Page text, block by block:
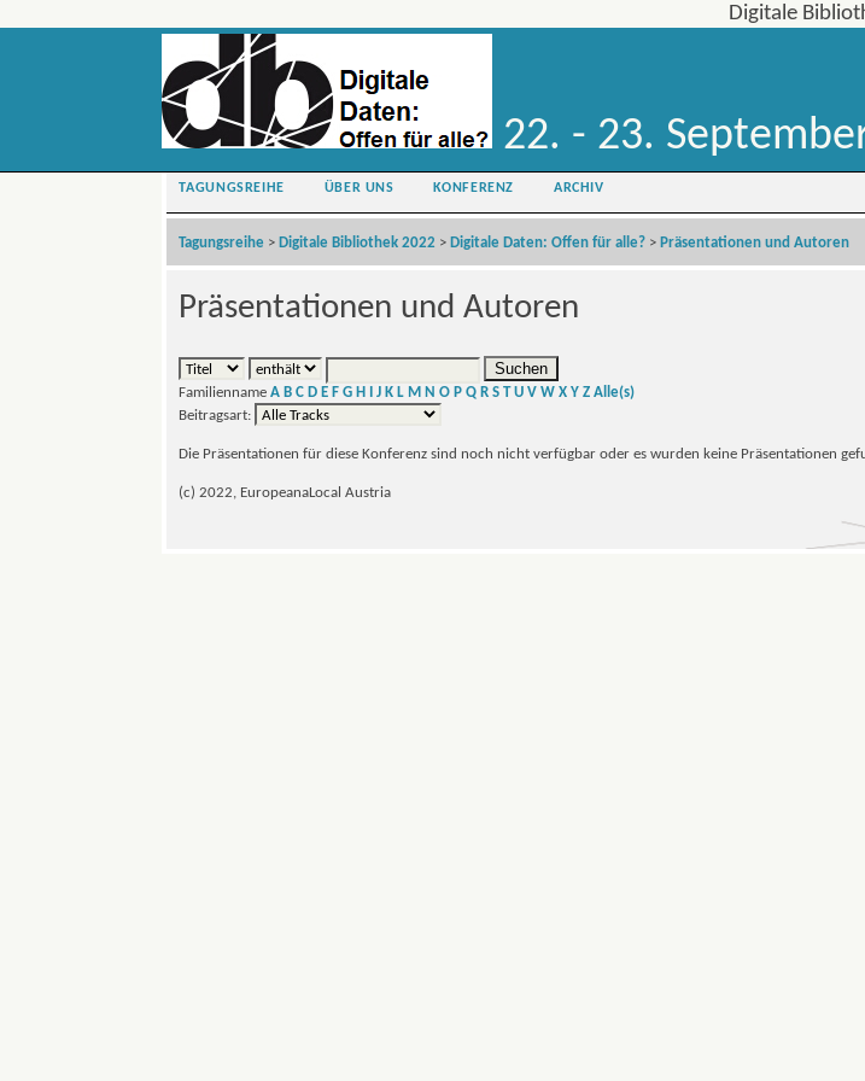
Digitale
22. - 23.
TAGUNGSREIHE ÜBER UNS KONFERENZ ARCHIV
Tagungsreihe > Digitale Bibliothek 2022 > Digitale Daten: Offen für alle? > Präsentationen und Autoren
Präsentationen und Autoren
FamiliennameA B C D E F G H J K L M N O P Q R S T U V W X Y Z Alle(s)
Beitragsart:
Die Präsentationen für diese Konferenz sind noch nicht verfügbar oder es wurden keine Präsentationen
(c) 2022, EuropeanaLocal Austria